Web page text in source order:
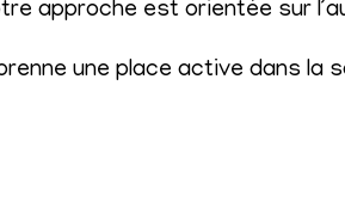
approche est orientée sur
une place active dans la